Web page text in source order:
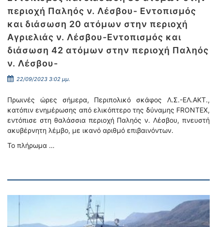
περιοχή Παληός ν. Λέσβου- Εντοπισμός
και διάσωση 20 ατόμων στην περιοχή
Αγριελιάς ν. Λέσβου-Εντοπισμός και
διάσωση 42 ατόμων στην περιοχή Παληός
ν. Λέσβου-
22/09/2023 3:02 μμ.
Πρωινές ώρες σήμερα, Περιπολικό σκάφος Λ.Σ.-ΕΛ.ΑΚΤ.,
κατόπιν ενημέρωσης από ελικόπτερο της δύναμης FRONTEX,
εντόπισε στη θαλάσσια περιοχή Παληός ν. Λέσβου, πνευστή
ακυβέρνητη λέμβο, με ικανό αριθμό επιβαινόντων.
Το πλήρωμα …